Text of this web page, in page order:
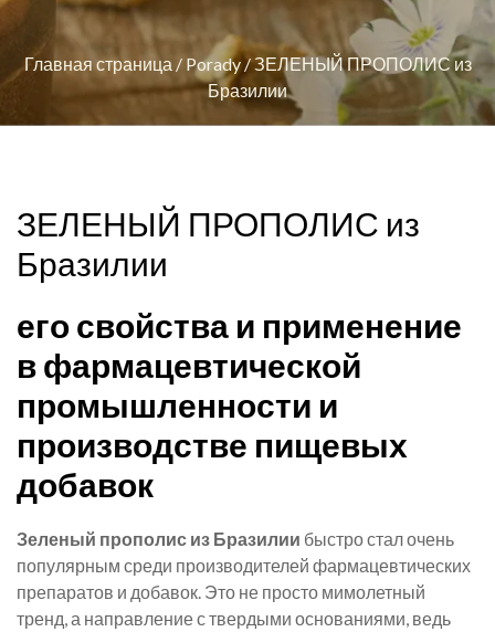
Главная страница / Porady/ЗЕЛЕНЫЙ ПРОПОЛИС из
Бразилии
ЗЕЛЕНЫЙ ПРОПОЛИС из
Бразилии
его свойства и применение
в фармацевтической
промышленности и
производстве пищевых
добавок
Зеленый прополис из Бразилии быстро стал очень
популярным среди производителей фармацевтических
препаратов и добавок. Это не просто мимолетный
тренд, а направление с твердыми основаниями, ведь